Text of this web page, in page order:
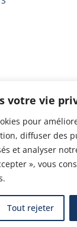
votre vie
pour
diffuser des
et analyser
», vous
Tout rejeter
droits réservés -